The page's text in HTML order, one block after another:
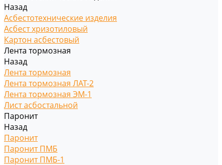
Назад
Асбестотехнические изделия
Асбест хризотиловый
Картон асбестовый
Лента тормозная
Назад
Лента тормозная
Лента тормозная ЛАТ-2
Лента тормозная ЭМ-1
Лист асбостальной
Паронит
Назад
Паронит
Паронит ПМБ
Паронит ПМБ-1